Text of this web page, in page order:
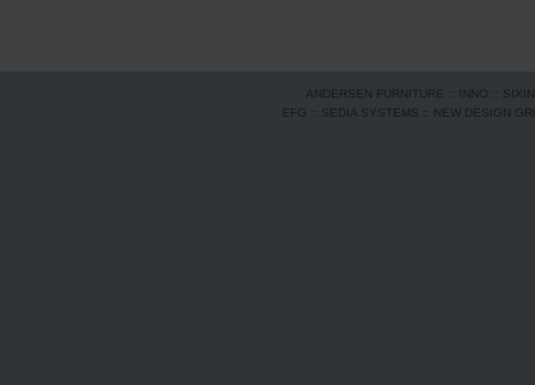
ANDERSEN FURNITURE :: INNO ::
EFG :: SEDIA SYSTEMS :: NEW DESIGN